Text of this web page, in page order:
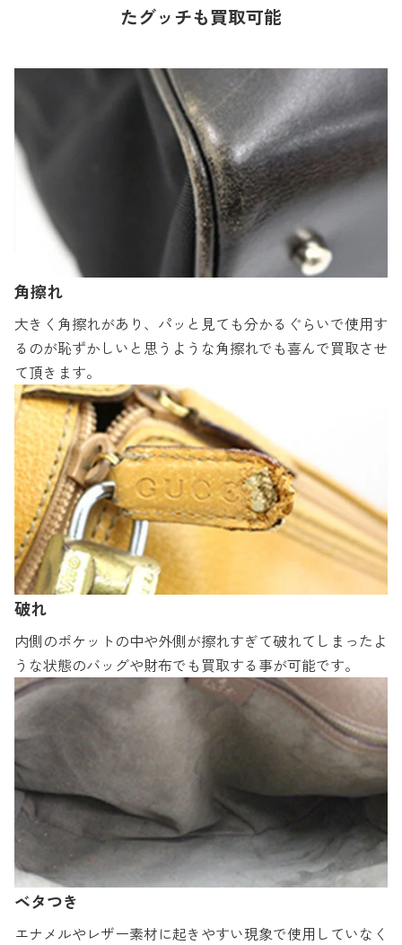
たグッチも買取可能
角擦れ
大きく角擦れがあり、パッと見ても分かるぐらいで使用す
るのが恥ずかしいと思うような角擦れでも喜んで買取させ
て頂きます。
破れ
内側のポケットの中や外側が擦れすぎて破れてしまったよ
うな状態のバッグや財布でも買取する事が可能です。
ベタつき
エナメルやレザー素材に起きやすい現象で使用していなく